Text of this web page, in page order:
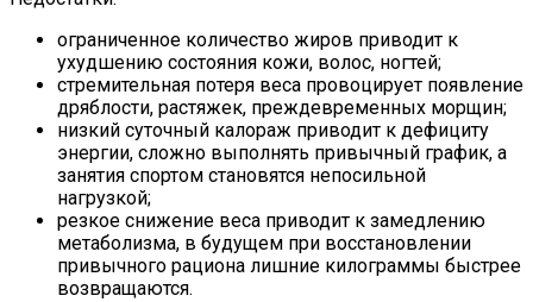
ограниченное количество жиров приводит к
ухудшению состояния кожи, волос, ногтей;
стремительная потеря веса провоцирует появление
дряблости, растяжек, преждевременных морщин;
низкий суточный калораж приводит к дефициту
энергии, сложно выполнять привычный график, а
занятия спортом становятся непосильной
нагрузкой;
резкое снижение веса приводит к замедлению
метаболизма, в будущем при восстановлении
привычного рациона лишние килограммы быстрее
возвращаются.